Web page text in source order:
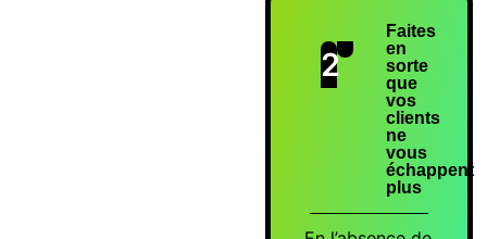
2
Faites
en
sorte
que
vos
clients
ne
vous
échappent
plus